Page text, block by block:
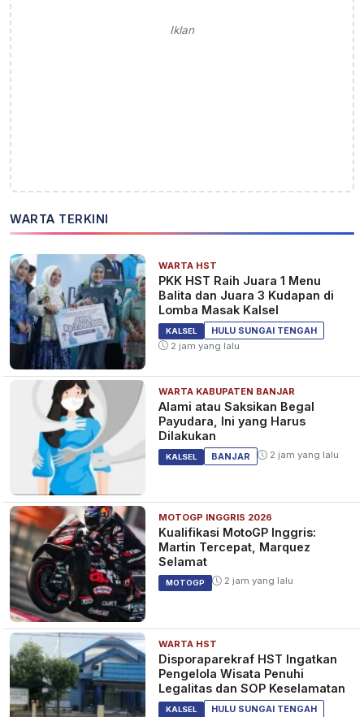
Iklan
WARTA TERKINI
WARTA HST
PKK HST Raih Juara 1 Menu
Balita dan Juara 3 Kudapan di
Lomba Masak Kalsel
KALSEL
HULU SUNGAI TENGAH
2 jam yang lalu
WARTA KABUPATEN BANJAR
Alami atau Saksikan Begal
Payudara, Ini yang Harus
Dilakukan
KALSEL BANJAR 2 jam yang lalu
MOTOGP INGGRIS 2026
Kualifikasi MotoGP Inggris:
Martin Tercepat, Marquez
Selamat
MOTOGP 2 jam yang lalu
WARTA HST
Disporaparekraf HST Ingatkan
Pengelola Wisata Penuhi
Legalitas dan SOP Keselamatan
KALSEL
HULU SUNGAI TENGAH